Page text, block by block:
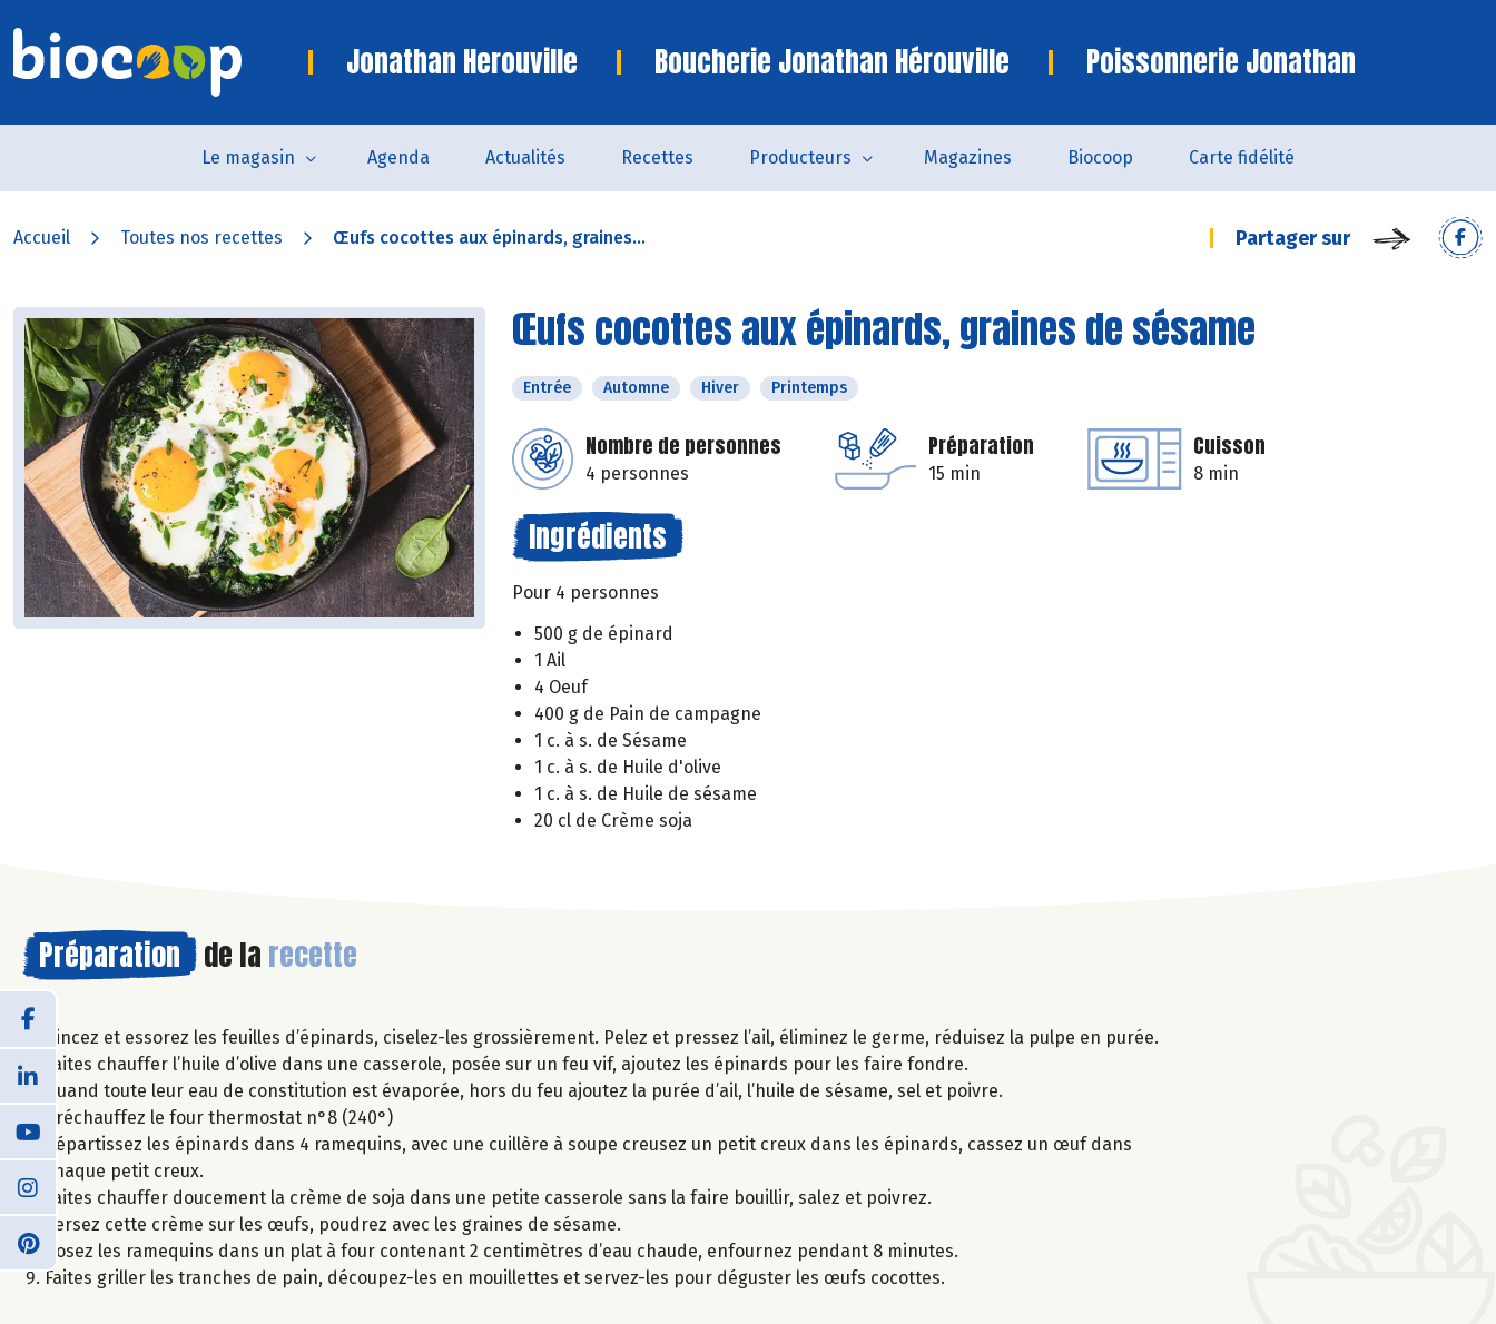
Jonathan Herouville Boucherie Jonathan Hérouville Poissonnerie Jonathan
Le magasin Agenda Actualités Recettes Producteurs Magazines Biocoop Carte fidélité
Accueil Toutes nos recettes Œufs cocottes aux épinards, graines... Partager sur
Œufs cocottes aux épinards, graines de sésame
Entrée Automne Hiver Printemps
Nombre de personnes
4 personnes
Préparation
15 min
Cuisson
8 min
Ingrédients
Pour 4 personnes
500 g de épinard
1 Ail
4 Oeuf
400 g de Pain de campagne
1 c. à s. de Sésame
1 c. à s. de Huile d'olive
1 c. à s. de Huile de sésame
20 cl de Crème soja
Préparation de la recette
Rincez et essorez les feuilles d’épinards, ciselez-les grossièrement. Pelez et pressez l’ail, éliminez le germe, réduisez la pulpe en purée.
Faites chauffer l’huile d’olive dans une casserole, posée sur un feu vif, ajoutez les épinards pour les faire fondre.
Quand toute leur eau de constitution est évaporée, hors du feu ajoutez la purée d’ail, l’huile de sésame, sel et poivre.
Préchauffez le four thermostat n°8 (240°)
Répartissez les épinards dans 4 ramequins, avec une cuillère à soupe creusez un petit creux dans les épinards, cassez un œuf dans
chaque petit creux.
Faites chauffer doucement la crème de soja dans une petite casserole sans la faire bouillir, salez et poivrez.
Versez cette crème sur les œufs, poudrez avec les graines de sésame.
Posez les ramequins dans un plat à four contenant 2 centimètres d’eau chaude, enfournez pendant 8 minutes.
Faites griller les tranches de pain, découpez-les en mouillettes et servez-les pour déguster les œufs cocottes.